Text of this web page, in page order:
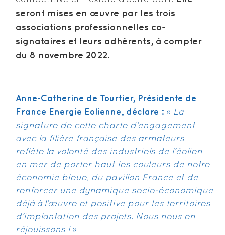
seront mises en œuvre par les trois
associations professionnelles co-
signataires et leurs adhérents, à compter
du 8 novembre 2022.
Anne-Catherine de Tourtier, Présidente de
France Energie Eolienne, déclare : « La
signature de cette charte d’engagement
avec la filière française des armateurs
reflète la volonté des industriels de l’éolien
en mer de porter haut les couleurs de notre
économie bleue, du pavillon France et de
renforcer une dynamique socio-économique
déjà à l’œuvre et positive pour les territoires
d’implantation des projets. Nous nous en
réjouissons !»